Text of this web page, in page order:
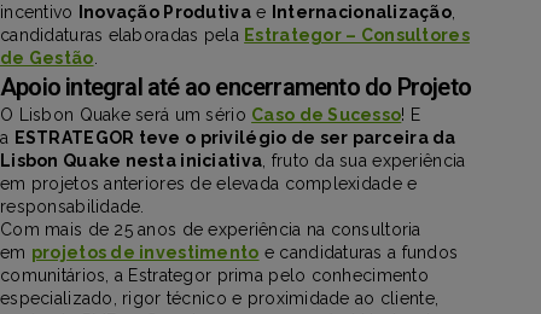
incentivo
Inovação Produtivae Internacionalização
candidaturas elaboradas pela Estrategor – Consultores
de Gestão
Apoio integral até ao encerramento do Projeto
O Lisbon Quake será um sério Caso de Sucesso! E
a ESTRATEGOR teve o privilégio de ser parceira da
Lisbon Quake nesta iniciativa , fruto da sua experiência
em projetos anteriores de elevada complexidade e
responsabilidade.
Com mais de 25 anos de experiência na consultoria
em projetos de investimento e candidaturas a fundos
comunitários, a Estrategor prima pelo conhecimento
especializado, rigor técnico e proximidade ao cliente,